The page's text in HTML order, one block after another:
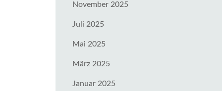
November 2025
Juli 2025
Mai 2025
März 2025
Januar 2025